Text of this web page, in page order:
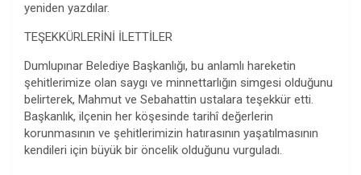
yeniden yazdılar.
TEŞEKKÜRLERİNİ İLETTİLER
Dumlupınar Belediye Başkanlığı, bu anlamlı hareketin
şehitlerimize olan saygı ve minnettarlığın simgesi olduğunu
belirterek, Mahmut ve Sebahattin ustalara teşekkür etti.
Başkanlık, ilçenin her köşesinde tarihî değerlerin
korunmasının ve şehitlerimizin hatırasının yaşatılmasının
kendileri için büyük bir öncelik olduğunu vurguladı.